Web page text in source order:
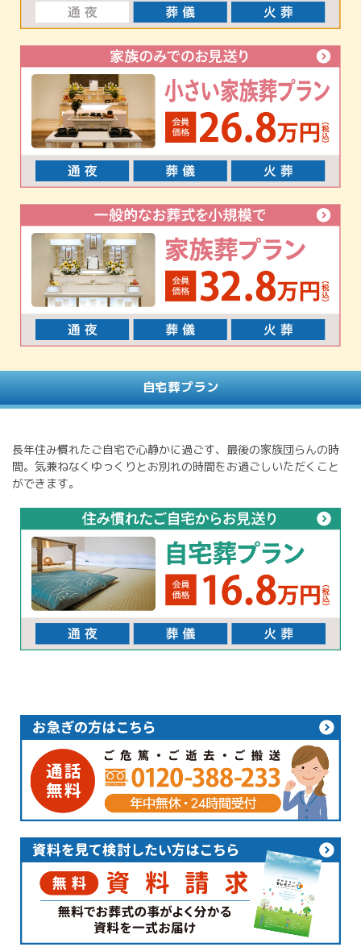
自宅葬プラン
長年住み慣れたご自宅で心静かに過ごす、最後の家族団らんの時
間。気兼ねなくゆっくりとお別れの時間をお過ごしいただくこと
ができます。